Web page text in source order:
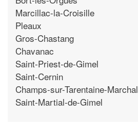
Marcillac-la-Croisille
Pleaux
Gros-Chastang
Chavanac
Saint-Priest-de-Gimel
Saint-Cernin
Champs-sur-Tarentaine-Marchal
Saint-Martial-de-Gimel